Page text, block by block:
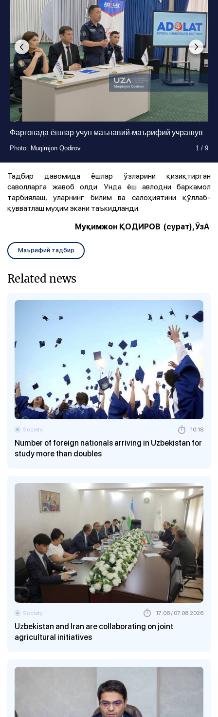
Фарғонада ёшлар учун маънавий-маърифий учрашув
Photo: Muqimjon Qodirov 1 /9
Photo: Muqimjon Qodirov 1 /9
Photo: Muqimjon Qodirov 1 /9
Photo: Muqimjon Qodirov 1 /9
Photo: Muqimjon Qodirov 1 /9
Photo: Muqimjon Qodirov 1 /9
Photo: Muqimjon Qodirov 1 /9
Photo: Muqimjon Qodirov 1 /9
Photo: Muqimjon Qodirov 1 /9
Тадбир давомида ёшлар ўзларини қизиқтирган
саволларга жавоб олди. Унда ёш авлодни баркамол
тарбиялаш, уларнинг билим ва салоҳиятини қўллаб-
қувватлаш муҳим экани таъкидланди.
Муқимжон ҚОДИРОВ (сурат), ЎзА
Маърифий тадбир
Related news
Number of foreign nationals arriving in Uzbekistan for
study more than doubles
Society 10:18
Uzbekistan and Iran are collaborating on joint
agricultural initiatives
Society 17:08 / 07.08.2026